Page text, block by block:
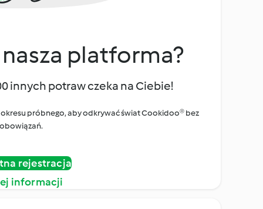
platforma?
innych potraw czeka na Ciebie!
próbnego, aby odkrywać świat Cookidoo® bez
rejestracja
informacji